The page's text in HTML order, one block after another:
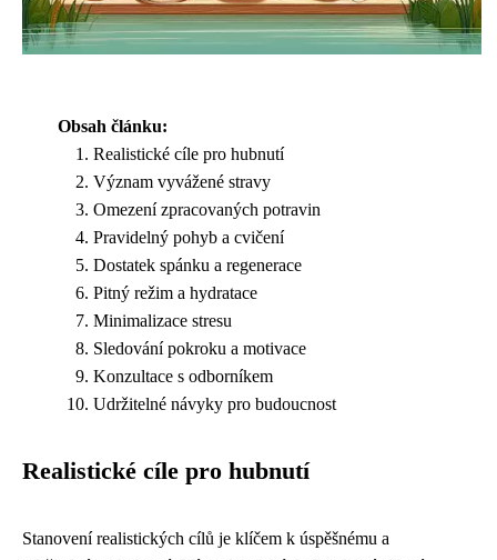
Obsah článku:
Realistické cíle pro hubnutí
Význam vyvážené stravy
Omezení zpracovaných potravin
Pravidelný pohyb a cvičení
Dostatek spánku a regenerace
Pitný režim a hydratace
Minimalizace stresu
Sledování pokroku a motivace
Konzultace s odborníkem
Udržitelné návyky pro budoucnost
Realistické cíle pro hubnutí
Stanovení realistických cílů je klíčem k úspěšnému a